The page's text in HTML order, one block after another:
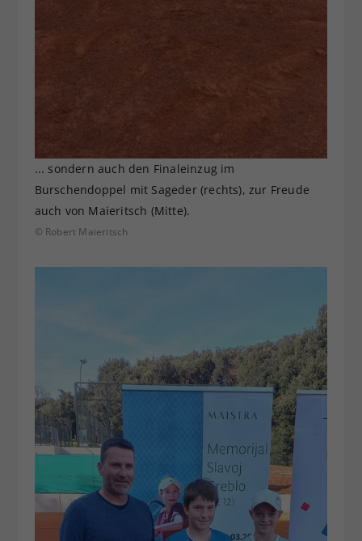
... sondern auch den Finaleinzug im
Burschendoppel mit Sageder (rechts), zur Freude
auch von Maieritsch (Mitte).
© Robert Maieritsch